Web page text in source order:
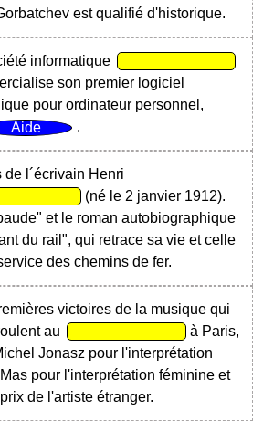
est qualifié d'historique.
informatique
son premier logiciel
pour ordinateur personnel,
.
de l´écrivain Henri
(né le 2 janvier 1912).
et le roman autobiographique
du rail", qui retrace sa vie et celle
des chemins de fer.
victoires de la musique qui
au
à Paris,
Jonasz pour l'interprétation
pour l'interprétation féminine et
de l'artiste étranger.